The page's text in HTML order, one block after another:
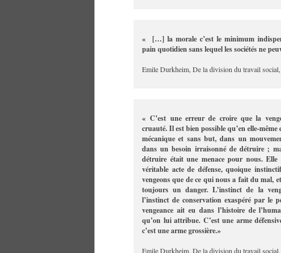
« […] la morale c’est le minimum
pain quotidien sans lequel les sociétés ne
Emile Durkheim, De la division du travail
« C’est une erreur de croire que la
cruauté. Il est bien possible qu’en elle-même
mécanique et sans but, dans un
dans un besoin irraisonné de détruire ;
détruire était une menace pour nous.
véritable acte de défense, quoique
vengeons que de ce qui nous a fait du mal,
toujours un danger. L’instinct de la
l’instinct de conservation exaspéré par le
vengeance ait eu dans l’histoire de
qu’on lui attribue. C’est une arme
c’est une arme grossière.»
Emile Durkheim, De la division du travail